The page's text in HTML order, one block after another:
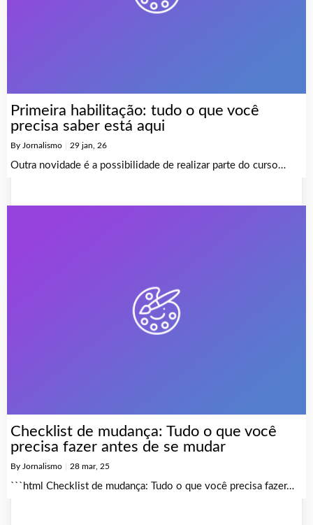
Primeira habilitação: tudo o que você
precisa saber está aqui
By Jornalismo 29 jan, 26
Outra novidade é a possibilidade de realizar parte do curso…
Checklist de mudança: Tudo o que você
precisa fazer antes de se mudar
By Jornalismo 28 mar, 25
```html Checklist de mudança: Tudo o que você precisa fazer…